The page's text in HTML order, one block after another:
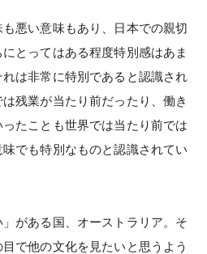
悪い意味もあり、日本での親切
とってはある程度特別感はあま
は非常に特別であると認識され
残業が当たり前だったり、働き
たことも世界では当たり前では
でも特別なものと認識されてい
がある国、オーストラリア。そ
で他の文化を見たいと思うよう